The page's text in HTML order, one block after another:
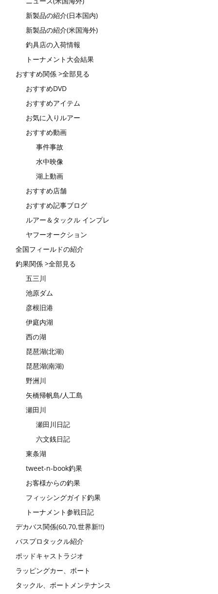
新製品の紹介(日本国内)
新製品の紹介(米国海外)
釣具店の入荷情報
トーナメント大会結果
おすすめ関係 >全部見る
おすすめDVD
おすすめアイテム
お気に入りルアー
おすすめ動画
事件事故
水中映像
湖上動画
おすすめ店舗
おすすめ記事ブログ
ルアー＆タックル インプレ
ヤフーオークション
全国フィールドの紹介
釣果関係 >全部見る
五三川
池原ダム
彦根旧港
伊庭内湖
西の湖
琵琶湖(北湖)
琵琶湖(南湖)
野洲川
矢橋帰帆島/人工島
瀬田川
瀬田川日記
六文銭日記
東条湖
tweet-n-book釣果
お客様からの釣果
フィッシングガイド釣果
トーナメント参戦日記
デカバス関係(60,70,世界新!!)
バスプロタックル紹介
ポッドキャストラジオ
ラッピングカー、ボート
タックル、ボートメンテナンス